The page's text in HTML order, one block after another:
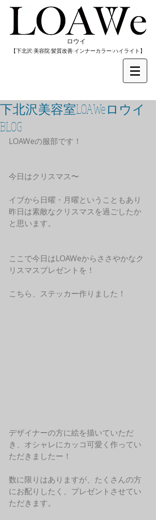
​ロウイ
​【下北沢/美容院/髪質改善/インナーカラー/​ハイライト】
下北沢美容室LOAWeロウイ
BLOG
LOAWeの服部です！
今日はクリスマス〜
イブから日曜・月曜ということもあり
昨日は素敵なクリスマスを過ごしたか
と思います。
ここで今日はLOAWeからささやかなク
リスマスプレゼントを！
こちら、ステッカー作りました！
デザイナーの方に絵を描いていただ
き、オシャレにカッコ可愛く作ってい
ただきましたー！
数に限りはありますが、たくさんの方
にお配りしたく、プレゼントさせてい
ただきます。